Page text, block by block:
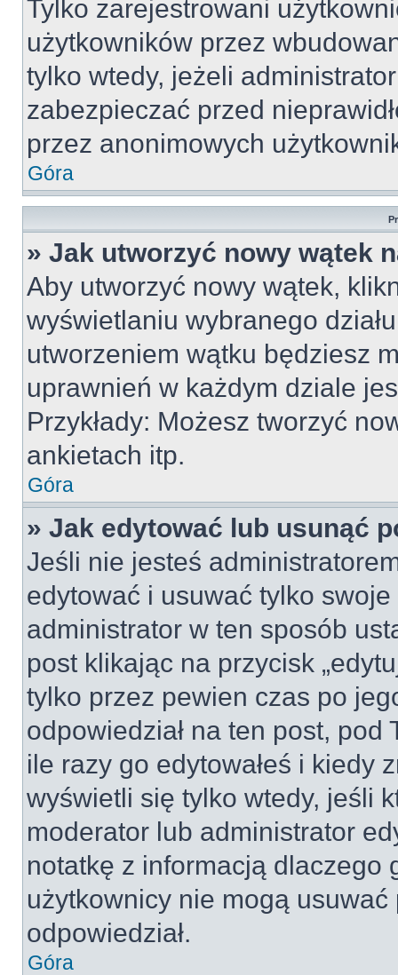
Tylko zarejestrowani
użytkowników przez
tylko wtedy, jeżeli
zabezpieczać przed
przez anonimowych
Góra
» Jak utworzyć nowy wątek
Aby utworzyć nowy wątek,
wyświetlaniu wybranego
utworzeniem wątku będziesz
uprawnień w każdym dziale
Przykłady: Możesz tworzyć
ankietach itp.
Góra
» Jak edytować lub usunąć
Jeśli nie jesteś
edytować i usuwać tylko
administrator w ten sposób
post klikając na przycisk
tylko przez pewien czas po
odpowiedział na ten post,
ile razy go edytowałeś i kiedy
wyświetli się tylko wtedy, jeśli
moderator lub administrator
notatkę z informacją dlaczego
użytkownicy nie mogą
odpowiedział.
Góra